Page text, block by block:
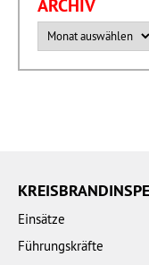
ARCHIV
Archiv
Einsätze
Führungskräfte